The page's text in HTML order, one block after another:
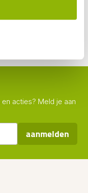
acties? Meld je aan
aanmelden